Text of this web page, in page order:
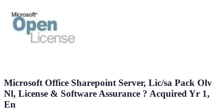
Microsoft Office Sharepoint Server, Lic/sa Pack Olv
Nl, License & Software Assurance ? Acquired Yr 1,
En